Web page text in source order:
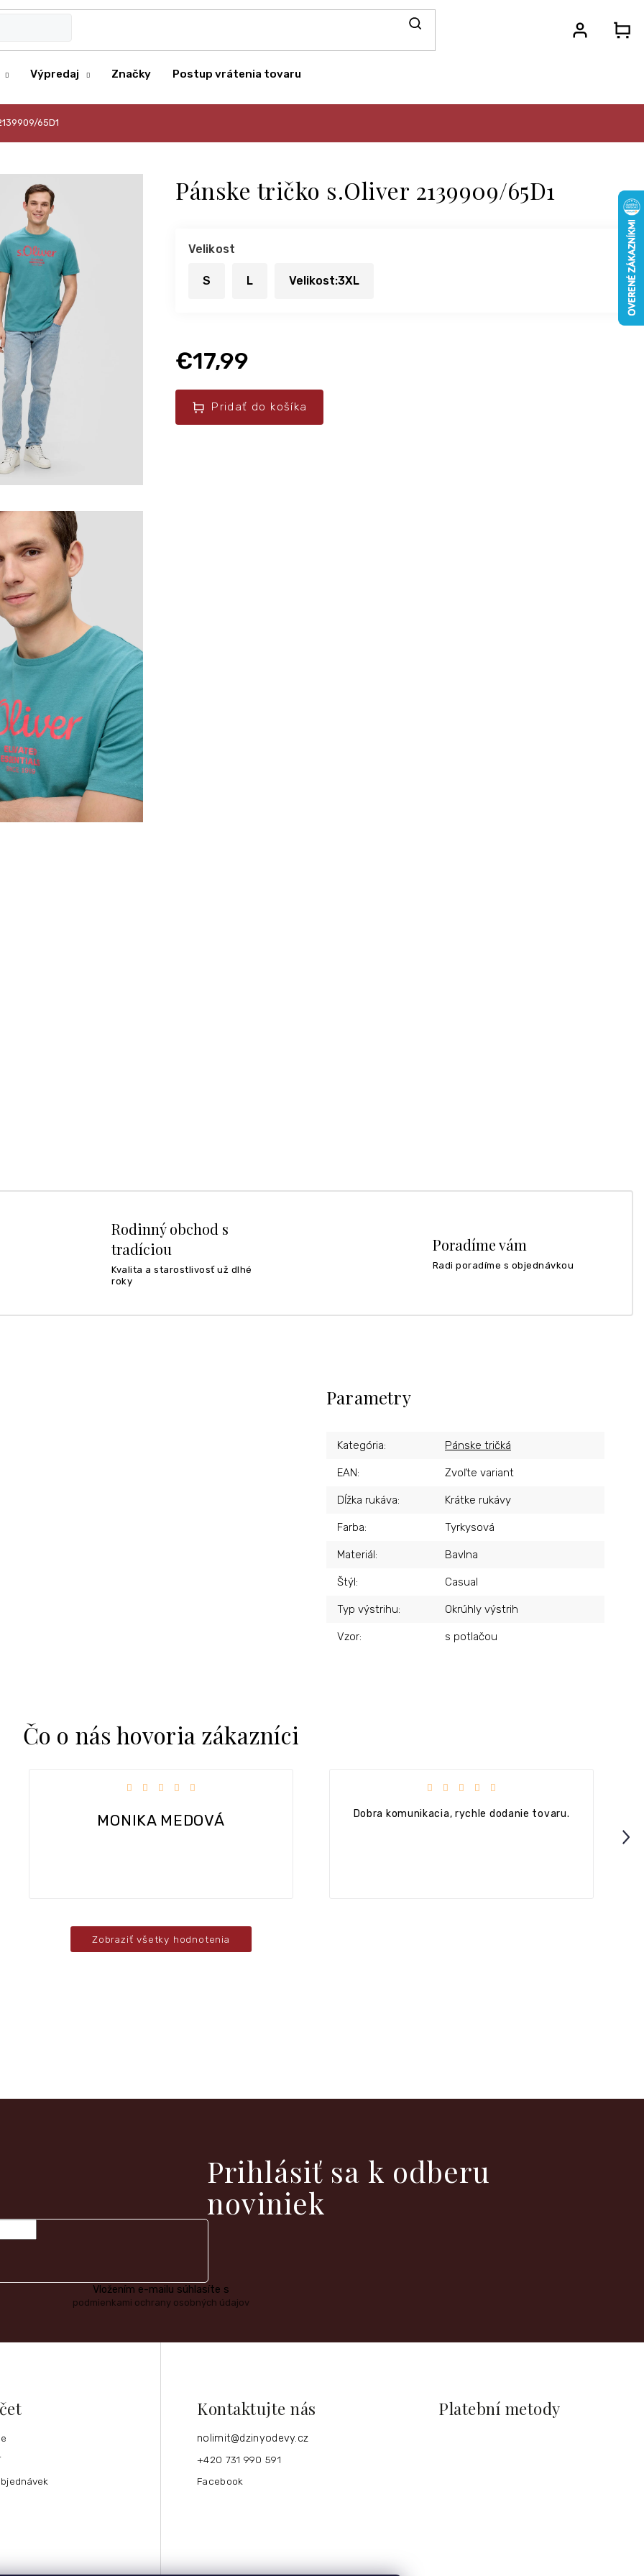
Výpredaj Značky Postup vrátenia tovaru
65D1
Pánske tričko s.Oliver 2139909/65D1
€17,99
Pridať do košíka
Velikost
S L Velikost:3XL
Rodinný obchod s
tradíciou
Kvalita a starostlivosť už dlhé
roky
Poradíme vám
Radi poradíme s objednávkou
Parametry
Kategória: Pánske tričká
EAN: Zvoľte variant
Dĺžka rukáva: Krátke rukávy
Farba: Tyrkysová
Materiál: Bavlna
Štýl: Casual
Typ výstrihu: Okrúhly výstrih
Vzor: s potlačou
Čo o nás hovoria zákazníci
MONIKA MEDOVÁ
Hodnotenie obchodu je 5 z 5 hviezdičiek. Hodnotenie obchodu je 5 z 5 hviezdičiek.
Dobra komunikacia, rychle dodanie tovaru.
Next
Zobraziť všetky hodnotenia
Prihlásiť sa k odberu
noviniek
Vložením e-mailu súhlasíte s
podmienkami ochrany osobných údajov
Kontaktujte nás
nolimit@dzinyodevy.cz
+420 731 990 591
Facebook
Platební metody